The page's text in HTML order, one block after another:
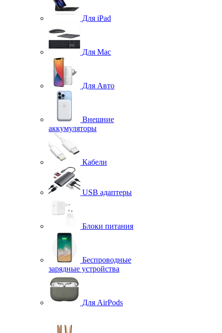
Для iPad
Для Mac
Для Авто
Внешние
аккумуляторы
Кабели
USB адаптеры
Блоки питания
Беспроводные
зарядные устройства
Для AirPods